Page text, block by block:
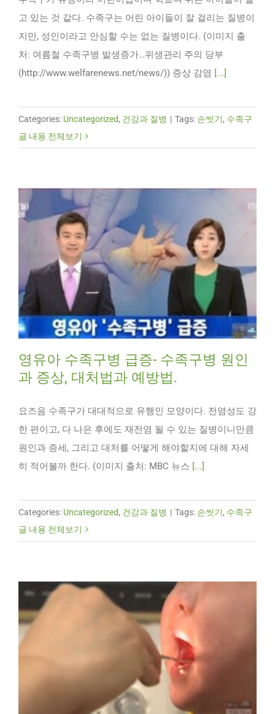
고 있는 것 같다. 수족구는 어린 아이들이 잘 걸리는 질병이
지만, 성인이라고 안심할 수는 없는 질병이다. (이미지 출
처: 여름철 수족구병 발생증가…위생관리 주의 당부
(http://www.welfarenews.net/news/)) 증상 감염
[...]
Categories: Uncategorized, 건강과 질병 | Tags: 손씻기, 수족구
글 내용 전체보기
영유아 수족구병 급증- 수족구병 원인
과 증상, 대처법과 예방법.
요즈음 수족구가 대대적으로 유행인 모양이다. 전염성도 강
한 편이고, 다 나은 후에도 재전염 될 수 있는 질병이니만큼
원인과 증세, 그리고 대처를 어떻게 해야할지에 대해 자세
히 적어볼까 한다. (이미지 출처: MBC 뉴스 [...]
Categories: Uncategorized, 건강과 질병 | Tags: 손씻기, 수족구
글 내용 전체보기